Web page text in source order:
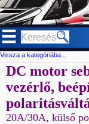
Vissza a kategóriába...
DC motor
vezérlő,
20A/30A, külső